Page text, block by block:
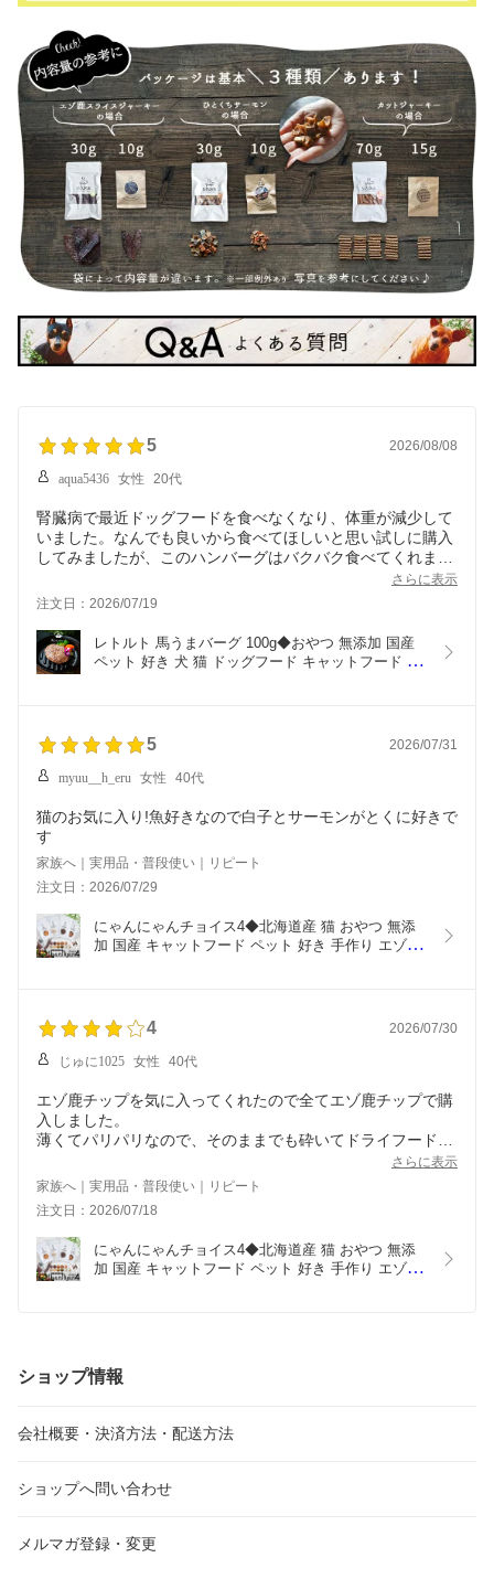
5 2026/08/08
aqua5436 女性 20代
腎臓病で最近ドッグフードを食べなくなり、体重が減少して
いました。なんでも良いから食べてほしいと思い試しに購入
してみましたが、このハンバーグはバクバク食べてくれまし
た。食べ終わった後もまだ欲しそうにしていて、相当美味し
かったみたいです。買って良かったです。
さらに表示
注文日：2026/07/19
レトルト 馬うまバーグ 100g◆おやつ 無添加 国産
ペット 好き 犬 猫 ドッグフード キャットフード グ
5 2026/07/31
myuu__h_eru 女性 40代
猫のお気に入り!魚好きなので白子とサーモンがとくに好きで
す
家族へ｜実用品・普段使い｜リピート
注文日：2026/07/29
にゃんにゃんチョイス4◆北海道産 猫 おやつ 無添
加 国産 キャットフード ペット 好き 手作り エゾ鹿
4 2026/07/30
じゅに1025 女性 40代
エゾ鹿チップを気に入ってくれたので全てエゾ鹿チップで購
入しました。
薄くてパリパリなので、そのままでも砕いてドライフードに
北海道からでも割とすぐに届いてくれて助かります！
さらに表示
家族へ｜実用品・普段使い｜リピート
注文日：2026/07/18
にゃんにゃんチョイス4◆北海道産 猫 おやつ 無添
加 国産 キャットフード ペット 好き 手作り エゾ鹿
ショップ情報
会社概要・決済方法・配送方法
ショップへ問い合わせ
メルマガ登録・変更